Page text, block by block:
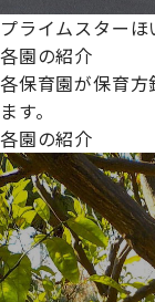
プライムスター
各園の紹介
各保育園が保育
ます。
各園の紹介